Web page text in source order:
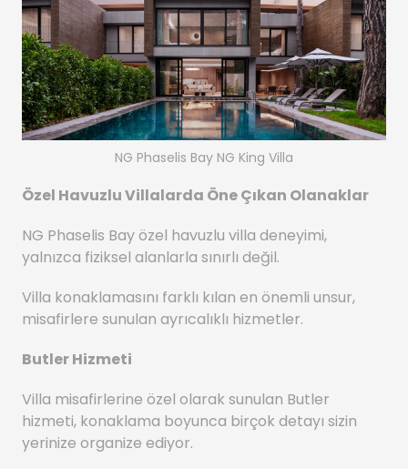
NG Phaselis Bay NG King Villa
Özel Havuzlu Villalarda Öne Çıkan Olanaklar
NG Phaselis Bay özel havuzlu villa deneyimi,
yalnızca fiziksel alanlarla sınırlı değil.
Villa konaklamasını farklı kılan en önemli unsur,
misafirlere sunulan ayrıcalıklı hizmetler.
Butler Hizmeti
Villa misafirlerine özel olarak sunulan Butler
hizmeti, konaklama boyunca birçok detayı sizin
yerinize organize ediyor.